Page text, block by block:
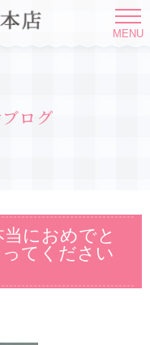
MENU
ログ
におめでと
てください